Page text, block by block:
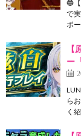
🔵
で
ポ
ー
ら
く